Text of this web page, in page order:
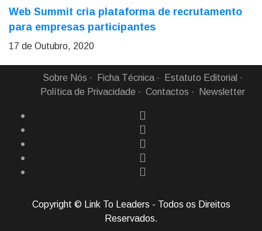
Web Summit cria plataforma de recrutamento
para empresas participantes
17 de Outubro, 2020
Sobre Nós Ficha Técnica
Estatuto Editorial
Política de Privacidade
Contactos Newsletter
Copyright © Link To Leaders - Todos os Direitos
Reservados.